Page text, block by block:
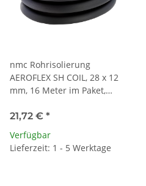
nmc Rohrisolierung
AEROFLEX SH COIL, 28 x 12
mm, 16 Meter im Paket,
21,72 € *
Verfügbar
Lieferzeit: 1 - 5 Werktage